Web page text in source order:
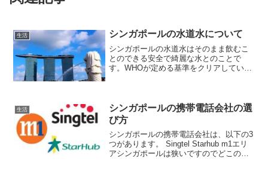
生活 シンガポールの水道水について
シンガポールの水道水はそのまま飲むこ
とのできる安全で綺麗な水とのことで
す。WHOが定める基準をクリアしている
ルキ臭さが一切なくてどち...
生活
シンガポールの携帯電話会社の選
び方
シンガポールの携帯電話会社は、以下の3
つがあります。 Singtel Starhub m1エリ
アシンガポールは狭いですのでどこの携